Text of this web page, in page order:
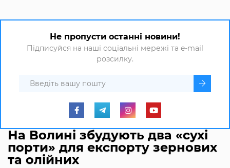
Не пропусти останні новини!
Підписуйся на наші соціальні мережі та e-mail
розсилку.
На Волині збудують два «сухі
порти» для експорту зернових
та олійних